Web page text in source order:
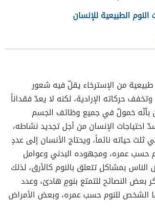
الطبيعية للإنسان
طبيعية من الإسترخاء يقلّ فيه شعور
حركاته الإرادية، لكنه لا يعدّ فقداناً
بأنّه خمولٌ في جميع وظائف الجسم
احتياجات الإنسان من أجل تجديد نشاطه،
حياته نائماً، ويحتاج الأنسان إلى عددٍ
حسب عمره، ومجهوده البدني وعوامل
بمشاكل تتعلق بالنوم كالأرق، لذلك
بعض النصائح للتمتع بنومٍ هادئ، وعدد
الشخص للنوم حسب عمره، وبعض الأمراض